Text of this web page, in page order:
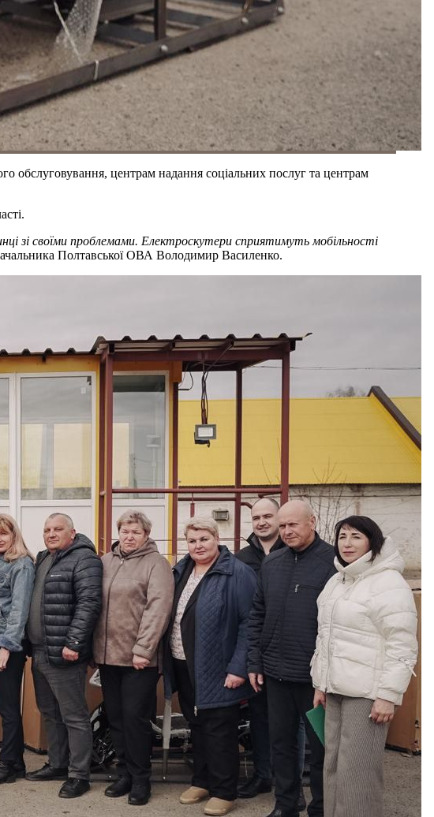
обслуговування, центрам надання соціальних послуг та центрам
зі своїми проблемами. Електроскутери сприятимуть мобільності
Полтавської ОВА Володимир Василенко.